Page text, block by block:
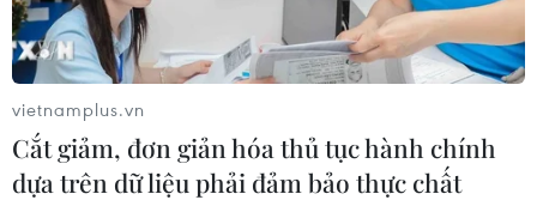
vietnamplus.vn
Cắt giảm, đơn giản hóa thủ tục hành chính
dựa trên dữ liệu phải đảm bảo thực chất